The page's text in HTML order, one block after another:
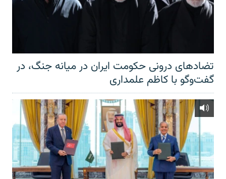
تضادهای درونی حکومت ایران در میانه جنگ، در
گفت‌‌وگو با کاظم علمداری